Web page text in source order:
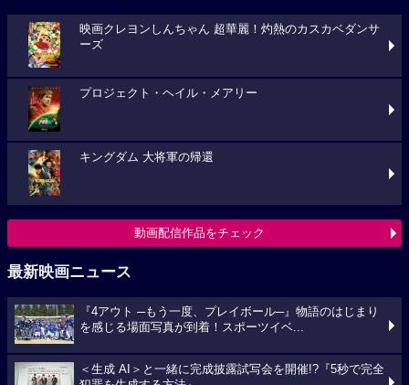
映画クレヨンしんちゃん 超華麗！灼熱のカスカベダンサ
ーズ
プロジェクト・ヘイル・メアリー
キングダム 大将軍の帰還
動画配信作品をチェック
最新映画ニュース
『4アウト ─もう一度、プレイボール─』物語のはじまり
を感じる場面写真が到着！スポーツイベ...
＜生成 AI＞と一緒に完成披露試写会を開催!?『5秒で完全